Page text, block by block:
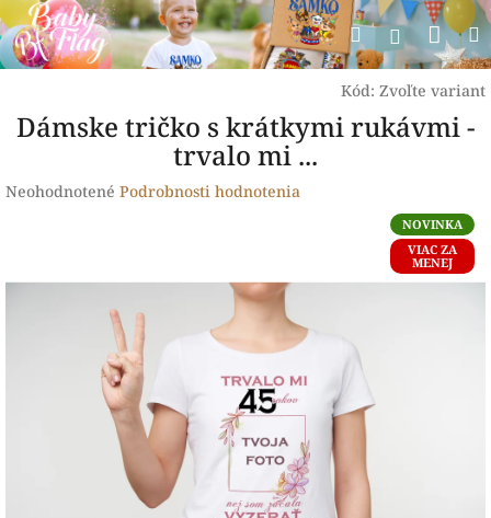
Prejsť
na
obsah
Hľadať
Kód: Zvoľte variant
Dámske tričko s krátkymi rukávmi -
trvalo mi ...
Priemerné
0,0
Neohodnotené Podrobnosti hodnotenia
NOVINKA
VIAC ZA
MENEJ